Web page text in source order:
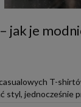
je
T-
styl, jednocześnie